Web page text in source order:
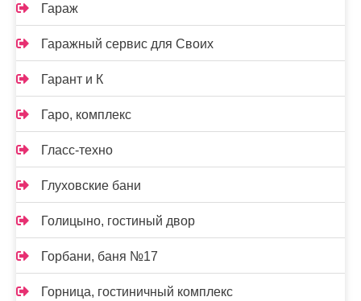
Гараж
Гаражный сервис для Своих
Гарант и К
Гаро, комплекс
Гласс-техно
Глуховские бани
Голицыно, гостиный двор
Горбани, баня №17
Горница, гостиничный комплекс